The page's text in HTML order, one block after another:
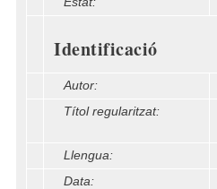
Identificació
Autor:
Títol regularitzat:
Llengua:
Data: